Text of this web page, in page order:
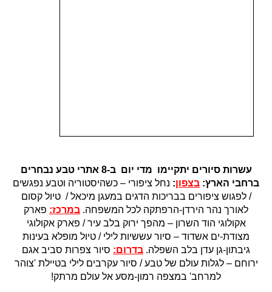
עשרות סיורים יתקיימו מדי יום ב-8 אתרי טבע נבחרים
ברחבי הארץ: בצפון: נחל ציפורי – כשהיסטוריה וטבע נפגשים
/ לפגוש ציפורים בבריכות הדגים במעגן מיכאל / טיול קסום
לאורך נהר הירדן-הרפתקה לכל המשפחה. במרכז: פארק
אקולוגי הוד השרון – מהפך ירוק בלב עיר / פארק אקולוגי
מצודת-ים אשדוד – סיור עששיות לילי / טיול מופלא בעינות
גיבתון-גן עדן בלב השפלה. בדרום: סיור צפרות סביב אגם
ירוחם – לגלות עולם של טבע / סיור עקרבים לילי בטיילת 'צוהר
למרחב' במצפה רמון-מסע אל עולם מרתק!